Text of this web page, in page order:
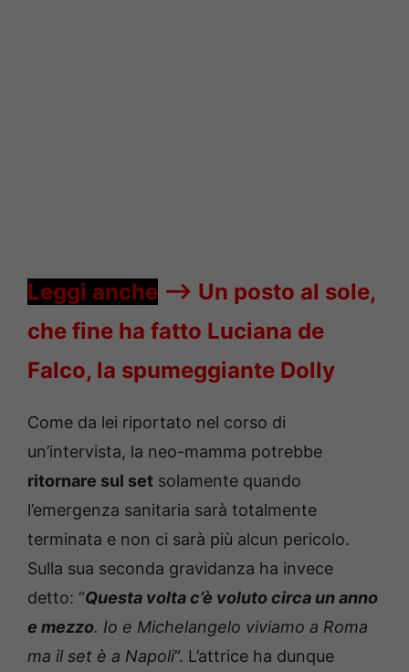
Leggi anche —-> Un posto al sole,
che fine ha fatto Luciana de
Falco, la spumeggiante Dolly
Come da lei riportato nel corso di
un’intervista, la neo-mamma potrebbe
ritornare sul set solamente quando
l’emergenza sanitaria sarà totalmente
terminata e non ci sarà più alcun pericolo.
Sulla sua seconda gravidanza ha invece
detto: “Questa volta c’è voluto circa un anno
e mezzo. Io e Michelangelo viviamo a Roma
ma il set è a Napoli“. L’attrice ha dunque